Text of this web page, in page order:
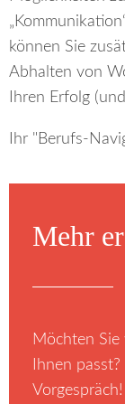
können Sie
Abhalten von
Ihren Erfolg
Ihr "Berufs-
Mehr
Möchten Sie
Ihnen
Vorgespräch!